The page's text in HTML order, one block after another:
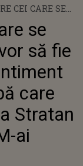
CEI CARE SE
ȘI CARE VOR
DESPRE ACEL
PUTERNIC ȘI
TÂNJESC
STRATAN
se
să fie
care
Stratan
ai